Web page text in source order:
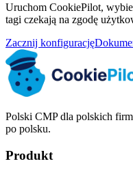
Uruchom CookiePilot,
tagi czekają na zgodę
Zacznij konfigurację
Polski CMP dla polskich
po polsku.
Produkt